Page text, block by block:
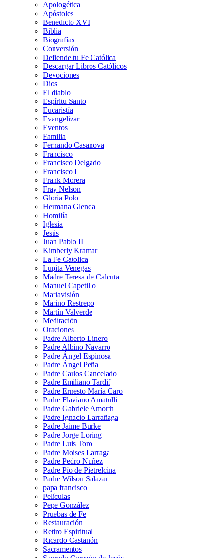
Apologética
Apóstoles
Benedicto XVI
Biblia
Biografías
Conversión
Defiende tu Fe Católica
Descargar Libros Católicos
Devociones
Dios
El diablo
Espíritu Santo
Eucaristía
Evangelizar
Eventos
Familia
Fernando Casanova
Francisco
Francisco Delgado
Francisco I
Frank Morera
Fray Nelson
Gloria Polo
Hermana Glenda
Homilía
Iglesia
Jesús
Juan Pablo II
Kimberly Kramar
La Fe Catolica
Lupita Venegas
Madre Teresa de Calcuta
Manuel Capetillo
Mariavisión
Marino Restrepo
Martín Valverde
Meditación
Oraciones
Padre Alberto Linero
Padre Albino Navarro
Padre Ángel Espinosa
Padre Ángel Peña
Padre Carlos Cancelado
Padre Emiliano Tardif
Padre Ernesto María Caro
Padre Flaviano Amatulli
Padre Gabriele Amorth
Padre Ignacio Larrañaga
Padre Jaime Burke
Padre Jorge Loring
Padre Luis Toro
Padre Moises Larraga
Padre Pedro Nuñez
Padre Pío de Pietrelcina
Padre Wilson Salazar
papa francisco
Películas
Pepe González
Pruebas de Fe
Restauración
Retiro Espiritual
Ricardo Castañón
Sacramentos